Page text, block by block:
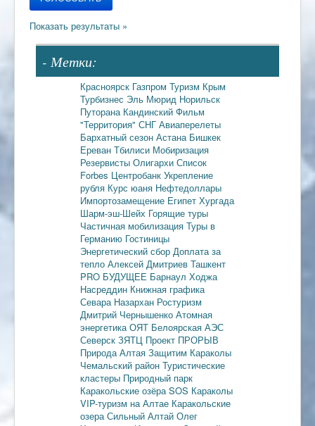
- Метки:
Красноярск Газпром Туризм Крым
Турбизнес Эль Мюрид Норильск
Путорана Кандинский Фильм
"Территория" СНГ Авиаперелеты
Бархатный сезон Астана Бишкек
Ереван Тбилиси Мобиризация
Резервисты Олигархи Список
Forbes Центробанк Укрепление
рубля Курс юаня Нефтедоллары
Импортозамещение Египет Хургада
Шарм-эш-Шейх Горящие туры
Частичная мобилизация Туры в
Германию Гостиницы
Энергетический сбор Доплата за
тепло Алексей Дмитриев Ташкент
PRO БУДУЩЕЕ Барнаул Ходжа
Насреддин Книжная графика
Севара Назархан Ростуризм
Дмитрий Чернышенко Атомная
энергетика ОЯТ Белоярская АЭС
Северск ЗЯТЦ Проект ПРОРЫВ
Природа Алтая Защитим Караколы
Чемальский район Туристические
кластеры Природный парк
Каракольские озёра SOS Караколы
VIP-туризм на Алтае Каракольские
озера Сильный Алтай Олег